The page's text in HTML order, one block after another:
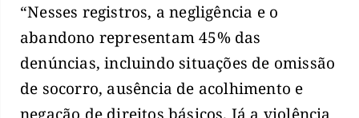
“Nesses registros, a negligência e o
abandono representam 45% das
denúncias, incluindo situações de omissão
de socorro, ausência de acolhimento e